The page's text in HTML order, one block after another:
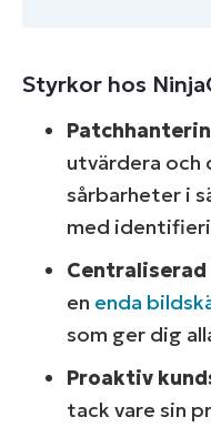
Styrkor hos
utvärdera och
sårbarheter i
med
en enda
som ger dig
Proaktiv
tack vare sin